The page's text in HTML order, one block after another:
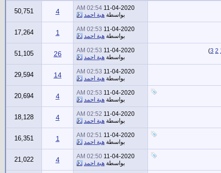
11-04-2020
02:54 AM
بواسطة هبة احمد 4
50,751
11-04-2020
02:53 AM
بواسطة هبة احمد 1
17,264
2
3
)
11-04-2020
02:53 AM
بواسطة هبة احمد 26
51,105
11-04-2020
02:53 AM
بواسطة هبة احمد 14
29,594
11-04-2020
02:53 AM
بواسطة هبة احمد 4
20,694
11-04-2020
02:52 AM
بواسطة هبة احمد 4
18,128
11-04-2020
02:51 AM
بواسطة هبة احمد 1
16,351
11-04-2020
02:50 AM
بواسطة هبة احمد 4
21,022